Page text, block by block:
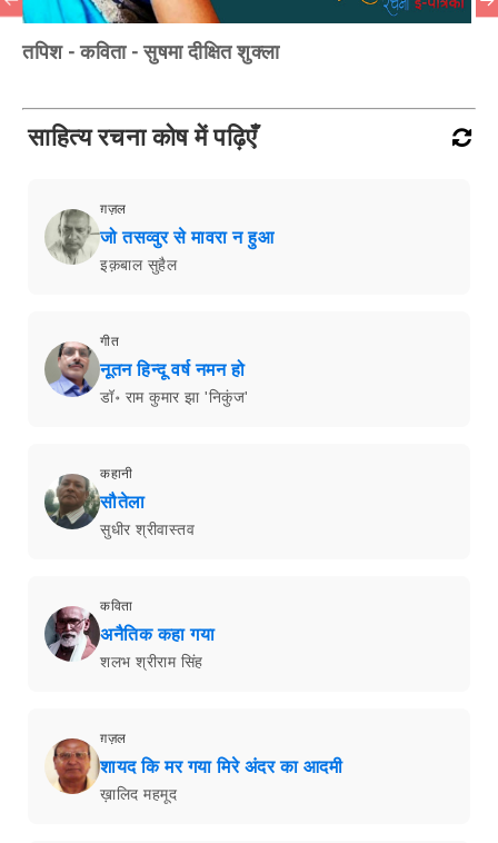
तपिश - कविता - सुषमा दीक्षित शुक्ला
साहित्य रचना कोष में पढ़िएँ
ग़ज़ल
जो तसव्वुर से मावरा न हुआ
इक़बाल सुहैल
गीत
नूतन हिन्दू वर्ष नमन हो
डॉ॰ राम कुमार झा 'निकुंज'
कहानी
सौतेला
सुधीर श्रीवास्तव
कविता
अनैतिक कहा गया
शलभ श्रीराम सिंह
ग़ज़ल
शायद कि मर गया मिरे अंदर का आदमी
ख़ालिद महमूद